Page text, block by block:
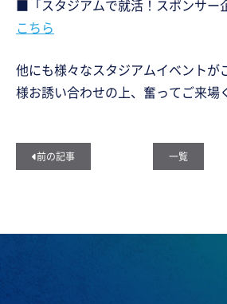
■「スタジアムで就活！スポンサー
こちら
他にも様々なスタジアムイベントが
様お誘い合わせの上、奮ってご来場
前の記事 一覧